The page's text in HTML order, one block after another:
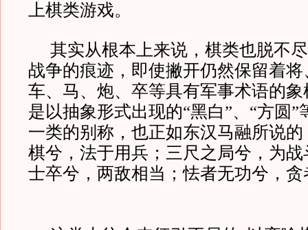
上棋类游戏。
其实从根本上来说，棋类也脱不
战争的痕迹，即使撇开仍然保留着
车、马、炮、卒等具有军事术语的
是以抽象形式出现的“黑白”、“方圆”
一类的别称，也正如东汉马融所说的
棋兮，法于用兵；三尺之局兮，为
士卒兮，两敌相当；怯者无功兮，贪